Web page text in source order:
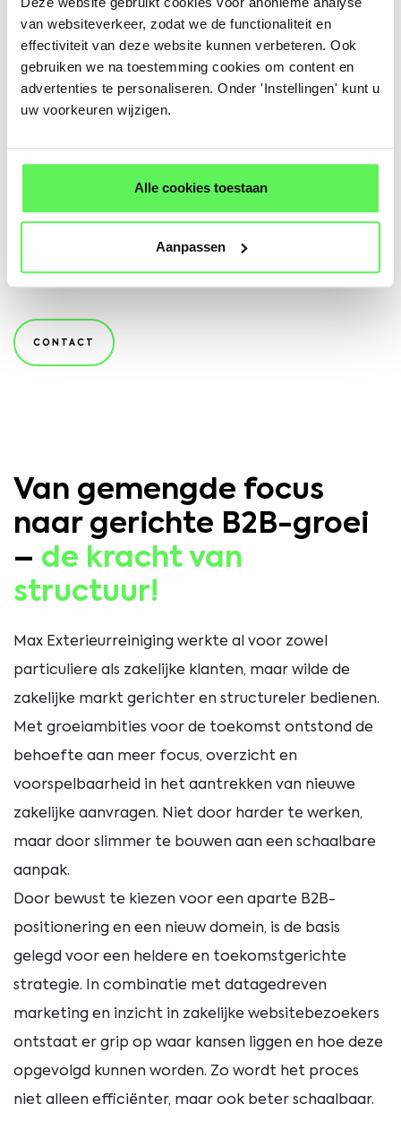
van websiteverkeer, zodat we de functionaliteit en
effectiviteit van deze website kunnen verbeteren. Ook
gebruiken we na toestemming cookies om content en
advertenties te personaliseren. Onder 'Instellingen' kunt u
uw voorkeuren wijzigen.
Alle cookies toestaan
Aanpassen
Zakelijke bezoekers worden gesegmenteerd op
basis van gedrag en interesse. Hierdoor kunnen
relevante bedrijven automatisch worden
opgevolgd, zonder dat Max hier handmatig
Efficiënter contact met de juiste partijen
Doordat inzicht, segmentatie en opvolging
samenkomen, kan Max zich focussen op de meest
kansrijke zakelijke aanvragen. Dat bespaart tijd en
zorgt voor een overzichtelijk en schaalbaar proces.
CONTACT
Van gemengde focus
naar gerichte B2B-groei
– de kracht van
structuur!
Max Exterieurreiniging werkte al voor zowel
particuliere als zakelijke klanten, maar wilde de
zakelijke markt gerichter en structureler bedienen.
Met groeiambities voor de toekomst ontstond de
behoefte aan meer focus, overzicht en
voorspelbaarheid in het aantrekken van nieuwe
zakelijke aanvragen. Niet door harder te werken,
maar door slimmer te bouwen aan een schaalbare
aanpak.
Door bewust te kiezen voor een aparte B2B-
positionering en een nieuw domein, is de basis
gelegd voor een heldere en toekomstgerichte
strategie. In combinatie met datagedreven
marketing en inzicht in zakelijke websitebezoekers
ontstaat er grip op waar kansen liggen en hoe deze
opgevolgd kunnen worden. Zo wordt het proces
niet alleen efficiënter, maar ook beter schaalbaar.